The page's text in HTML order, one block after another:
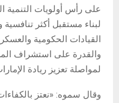
على رأس أولويات التنمية
لبناء مستقبل أكثر
القيادات الحكومية
والقدرة على استشراف
لمواصلة تعزيز ريادة
وقال سموه: «نعتز